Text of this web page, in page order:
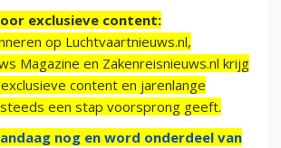
exclusieve content:
op Luchtvaartnieuws.nl,
Magazine en Zakenreisnieuws.nl krijg
content en jarenlange
een stap voorsprong geeft.
nog en word onderdeel van